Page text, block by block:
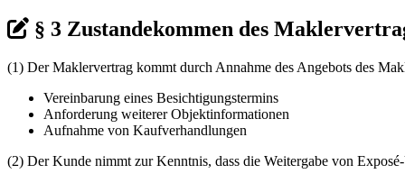
§ 3 Zustandekommen des
(1) Der Maklervertrag kommt durch Annahme des Angebots des
Vereinbarung eines Besichtigungstermins
Anforderung weiterer Objektinformationen
Aufnahme von Kaufverhandlungen
(2) Der Kunde nimmt zur Kenntnis, dass die Weitergabe von